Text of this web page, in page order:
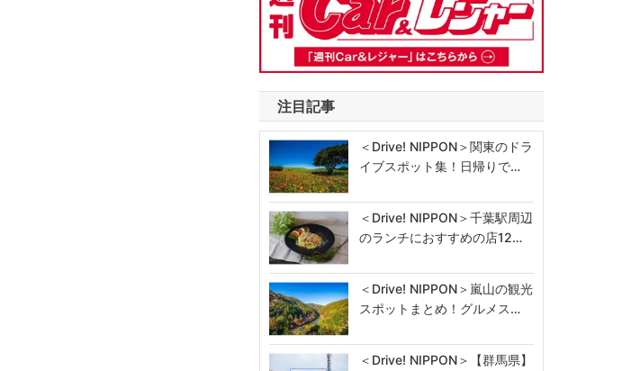
注目記事
＜Drive! NIPPON＞関東のドラ
イブスポット集！日帰りで…
＜Drive! NIPPON＞千葉駅周辺
のランチにおすすめの店12…
＜Drive! NIPPON＞嵐山の観光
スポットまとめ！グルメス…
＜Drive! NIPPON＞【群馬県】